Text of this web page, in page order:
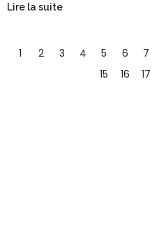
Lire la suite
1 2 3 4 5 6 7
15
16 17